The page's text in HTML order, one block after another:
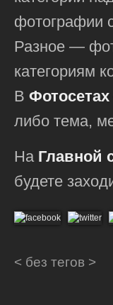
фотографии
Разное —
категориям
В Фотосетах
либо тема,
На Главной
будете
< без тегов >